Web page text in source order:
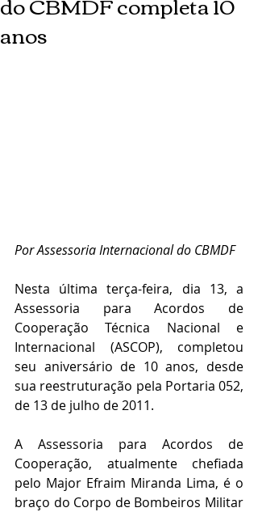
anos
Por Assessoria Internacional do CBMDF
Nesta última terça-feira, dia 13, a
Assessoria para Acordos de
Cooperação Técnica Nacional e
Internacional (ASCOP), completou
seu aniversário de 10 anos, desde
sua reestruturação pela Portaria 052,
de 13 de julho de 2011.
A Assessoria para Acordos de
Cooperação, atualmente chefiada
pelo Major Efraim Miranda Lima, é o
braço do Corpo de Bombeiros Militar